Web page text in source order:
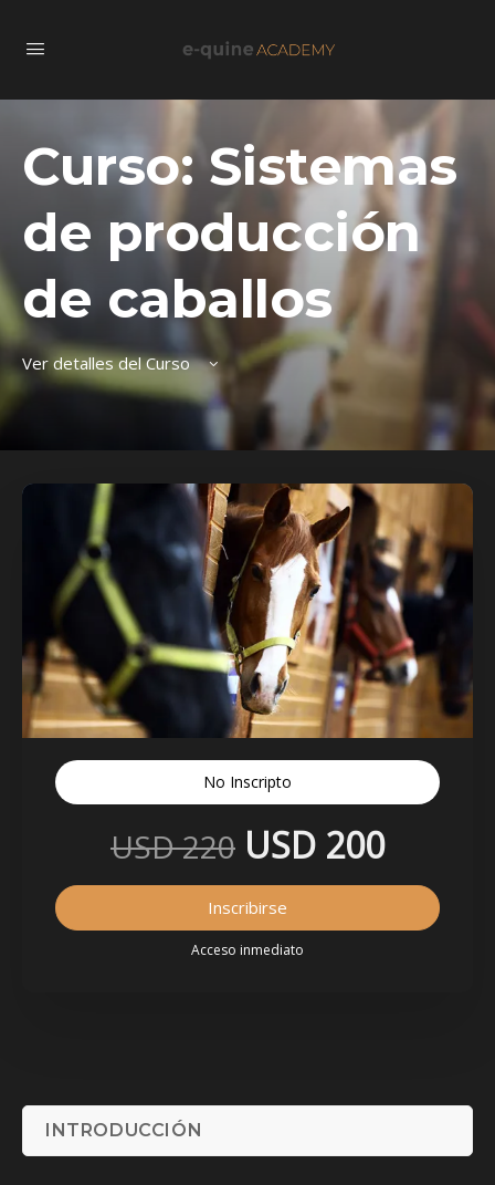
Curso: Sistemas
de producción
de caballos
Ver detalles del Curso
INTRODUCCIÓN
No Inscripto
USD 220 USD 200
Inscribirse
Acceso inmediato